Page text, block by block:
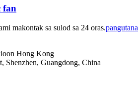
fan
makontak sa sulod sa 24 oras.pangutana
Hong Kong
Guangdong, China